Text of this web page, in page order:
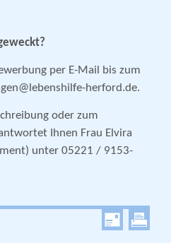
per E-Mail bis zum
herford.de.
oder zum
Ihnen Frau Elvira
unter 05221 / 9153-